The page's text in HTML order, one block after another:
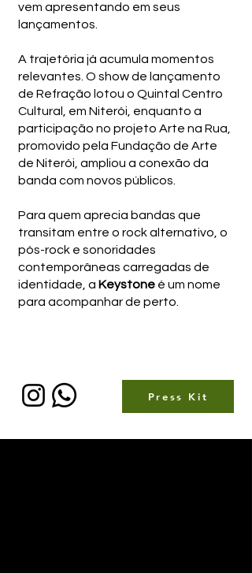
vem apresentando em seus
lançamentos.
A trajetória já acumula momentos
relevantes. O show de lançamento
de Refração lotou o Quintal Centro
Cultural, em Niterói, enquanto a
participação no projeto Arte na Rua,
promovido pela Fundação de Arte
de Niterói, ampliou a conexão da
banda com novos públicos.
Para quem aprecia bandas que
transitam entre o rock alternativo, o
pós-rock e sonoridades
contemporâneas carregadas de
identidade, a Keystone é um nome
para acompanhar de perto.
Press Kit